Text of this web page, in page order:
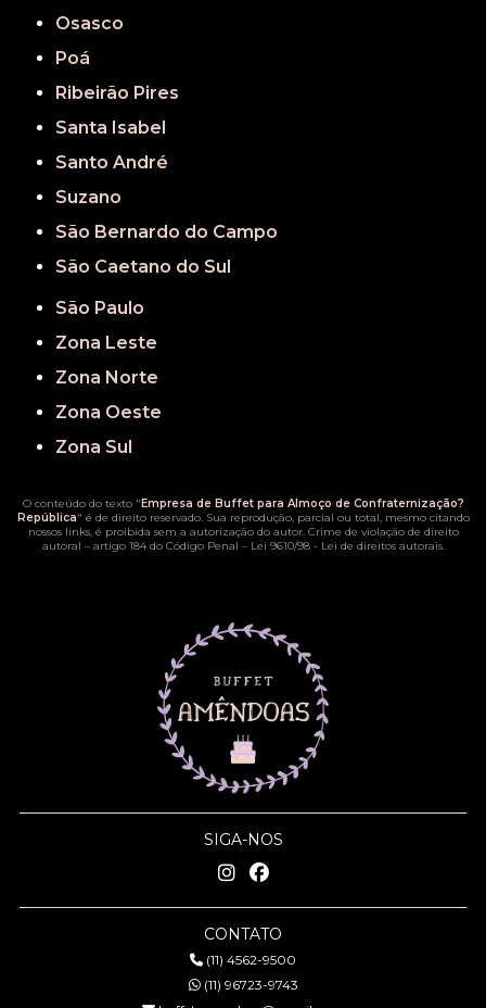
Osasco
Poá
Ribeirão Pires
Santa Isabel
Santo André
Suzano
São Bernardo do Campo
São Caetano do Sul
São Paulo
Zona Leste
Zona Norte
Zona Oeste
Zona Sul
O conteúdo do texto "Empresa de Buffet para Almoço de Confraternização?
República" é de direito reservado. Sua reprodução, parcial ou total, mesmo citando
nossos links, é proibida sem a autorização do autor. Crime de violação de direito
autoral – artigo 184 do Código Penal – Lei 9610/98 - Lei de direitos autorais.
SIGA-NOS
CONTATO
(11) 4562-9500
(11) 96723-9743